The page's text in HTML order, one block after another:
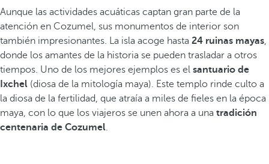
Aunque las actividades acuáticas captan gran parte de la
atención en Cozumel, sus monumentos de interior son
también impresionantes. La isla acoge hasta 24 ruinas mayas,
donde los amantes de la historia se pueden trasladar a otros
tiempos. Uno de los mejores ejemplos es el santuario de
Ixchel (diosa de la mitología maya). Este templo rinde culto a
la diosa de la fertilidad, que atraía a miles de fieles en la época
maya, con lo que los viajeros se unen ahora a una tradición
centenaria de Cozumel.